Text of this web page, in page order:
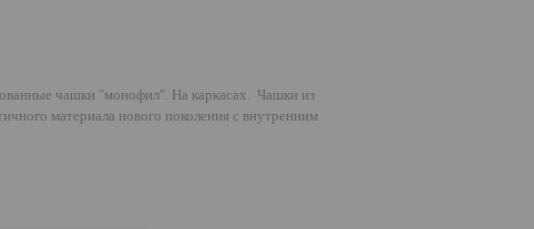
чашки "монофил". На каркасах. Чашки из
материала нового поколения с внутренним